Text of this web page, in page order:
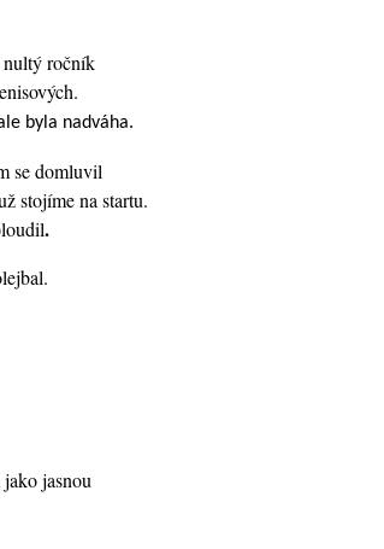
nultý ročník
byla nadváha.
se domluvil
stojíme na startu.
.
jasnou